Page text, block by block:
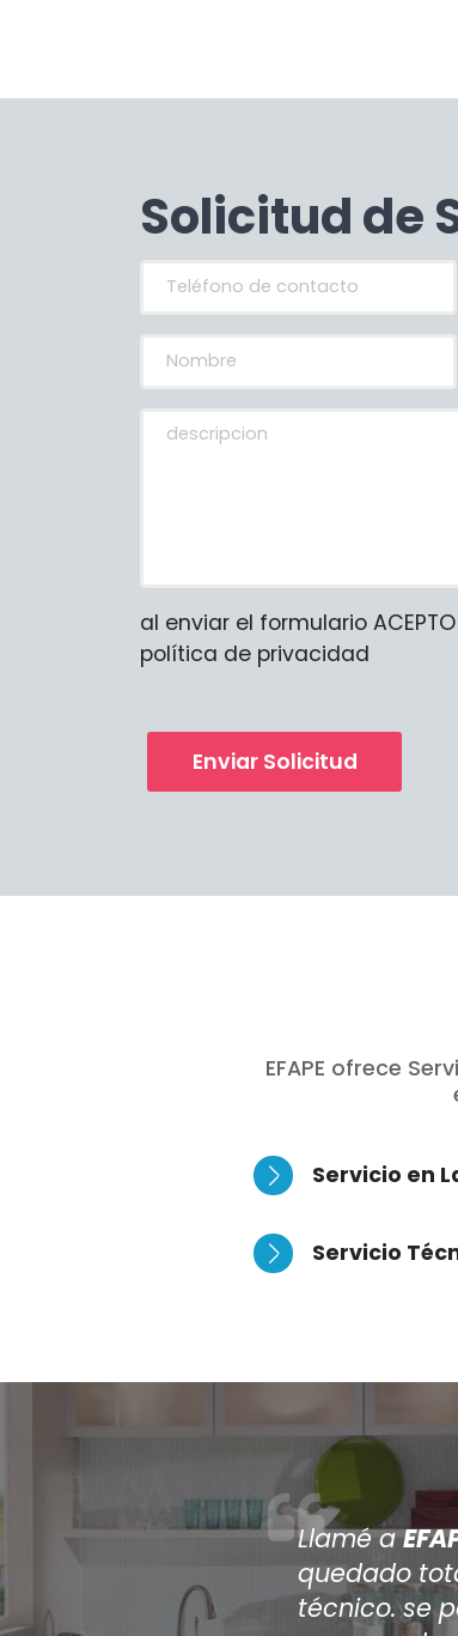
Solicitud de
al enviar el formulario
política de privacidad
Enviar Solicitud
EFAPE ofrece
Servicio en
Servicio
Después
reparar
aEFAPE,